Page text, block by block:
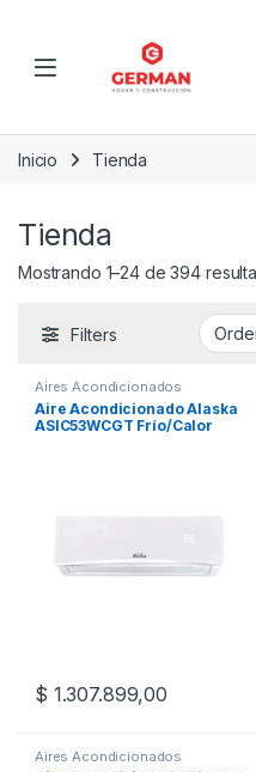
Inicio Tienda
Tienda
Mostrando 1–24 de 394
Filters
Aires Acondicionados
Aire Acondicionado Alaska
ASIC53WCGT Frío/Calor
$ 1.307.899,00
Aires Acondicionados